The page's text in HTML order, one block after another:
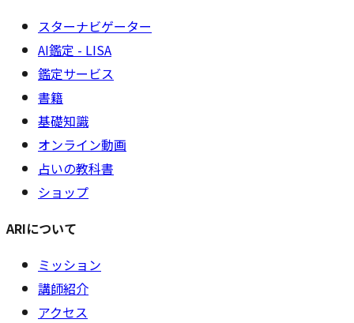
スターナビゲーター
AI鑑定 - LISA
鑑定サービス
書籍
基礎知識
オンライン動画
占いの教科書
ショップ
ARIについて
ミッション
講師紹介
アクセス